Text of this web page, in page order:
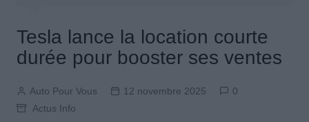
Tesla lance la location courte
durée pour booster ses ventes
Auto Pour Vous 12 novembre 2025
0
Actus Info